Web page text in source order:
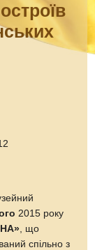
2015 року
, що
спільно з